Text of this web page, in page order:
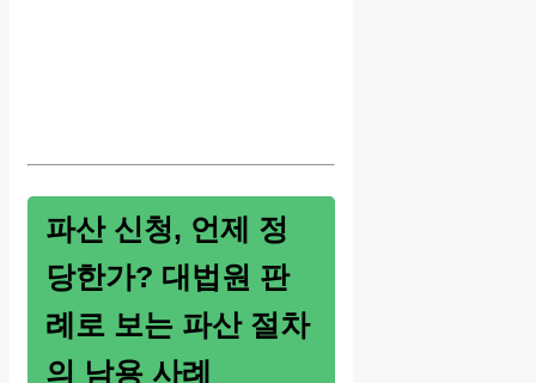
파산 신청, 언제 정
당한가? 대법원 판
례로 보는 파산 절차
의 남용 사례